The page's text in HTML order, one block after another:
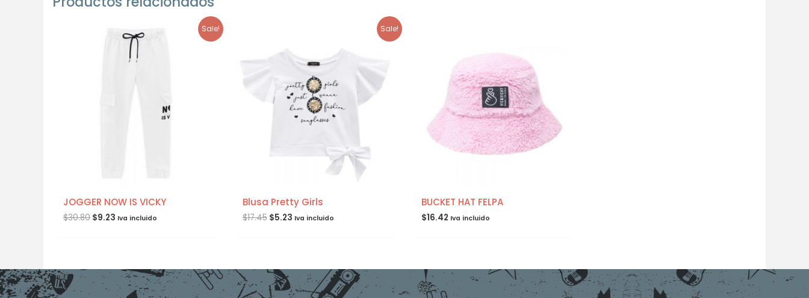
Sale!
JOGGER NOW IS VICKY
$30.80 $9.23 Iva incluido
Sale!
Blusa Pretty Girls
$17.45 $5.23 Iva incluido
BUCKET HAT FELPA
$16.42 Iva incluido